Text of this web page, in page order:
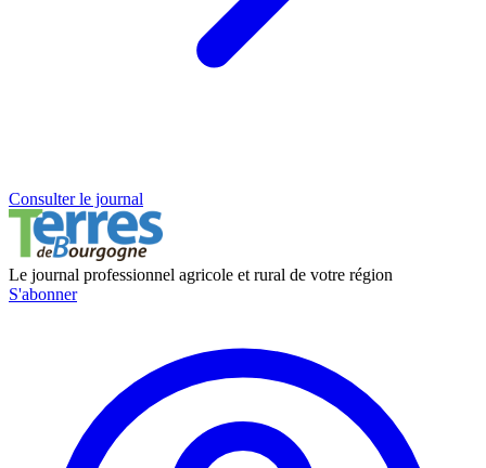
Consulter le journal
Le journal professionnel agricole et rural de votre région
S'abonner